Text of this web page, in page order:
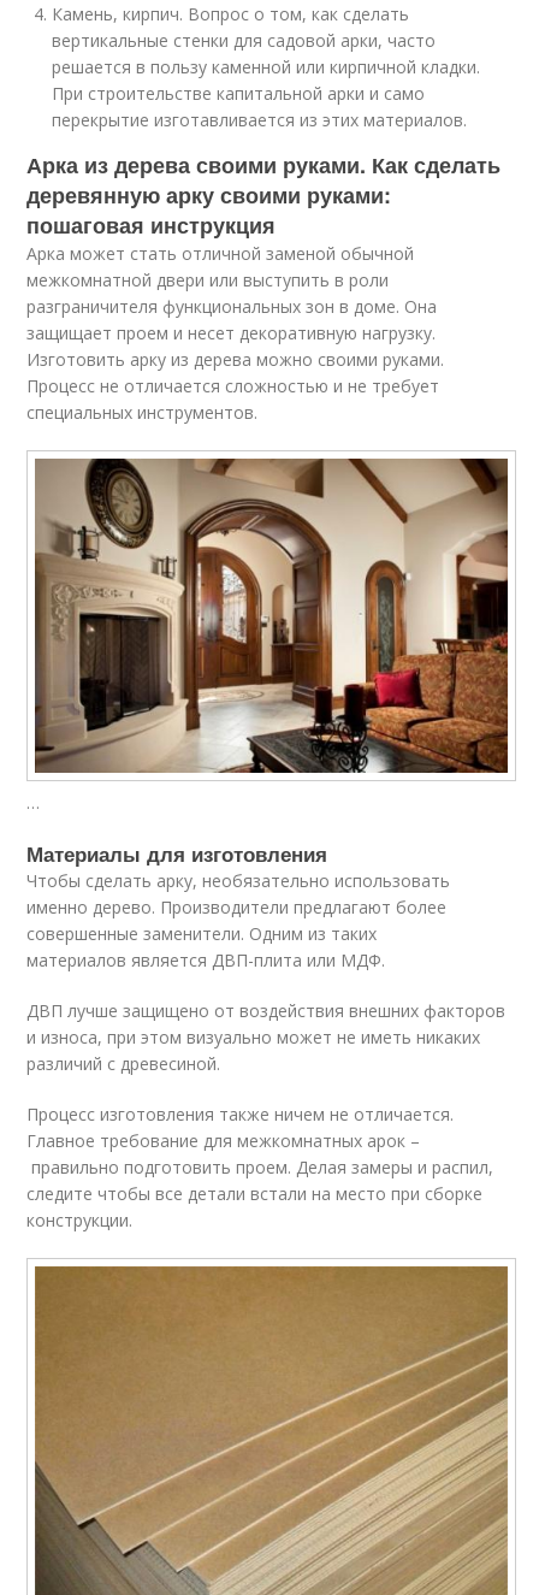
Камень, кирпич. Вопрос о том, как сделать
вертикальные стенки для садовой арки, часто
решается в пользу каменной или кирпичной кладки.
При строительстве капитальной арки и само
перекрытие изготавливается из этих материалов.
Арка из дерева своими руками. Как сделать
деревянную арку своими руками:
пошаговая инструкция
Арка может стать отличной заменой обычной
межкомнатной двери или выступить в роли
разграничителя функциональных зон в доме. Она
защищает проем и несет декоративную нагрузку.
Изготовить арку из дерева можно своими руками.
Процесс не отличается сложностью и не требует
специальных инструментов.
…
Материалы для изготовления
Чтобы сделать арку, необязательно использовать
именно дерево. Производители предлагают более
совершенные заменители. Одним из таких
материалов является ДВП-плита или МДФ.
ДВП лучше защищено от воздействия внешних факторов
и износа, при этом визуально может не иметь никаких
различий с древесиной.
Процесс изготовления также ничем не отличается.
Главное требование для межкомнатных арок –
правильно подготовить проем. Делая замеры и распил,
следите чтобы все детали встали на место при сборке
конструкции.